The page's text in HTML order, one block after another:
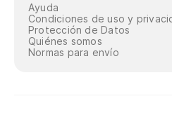
Ayuda
Condiciones de uso y
Protección de Datos
Quiénes somos
Normas para envío